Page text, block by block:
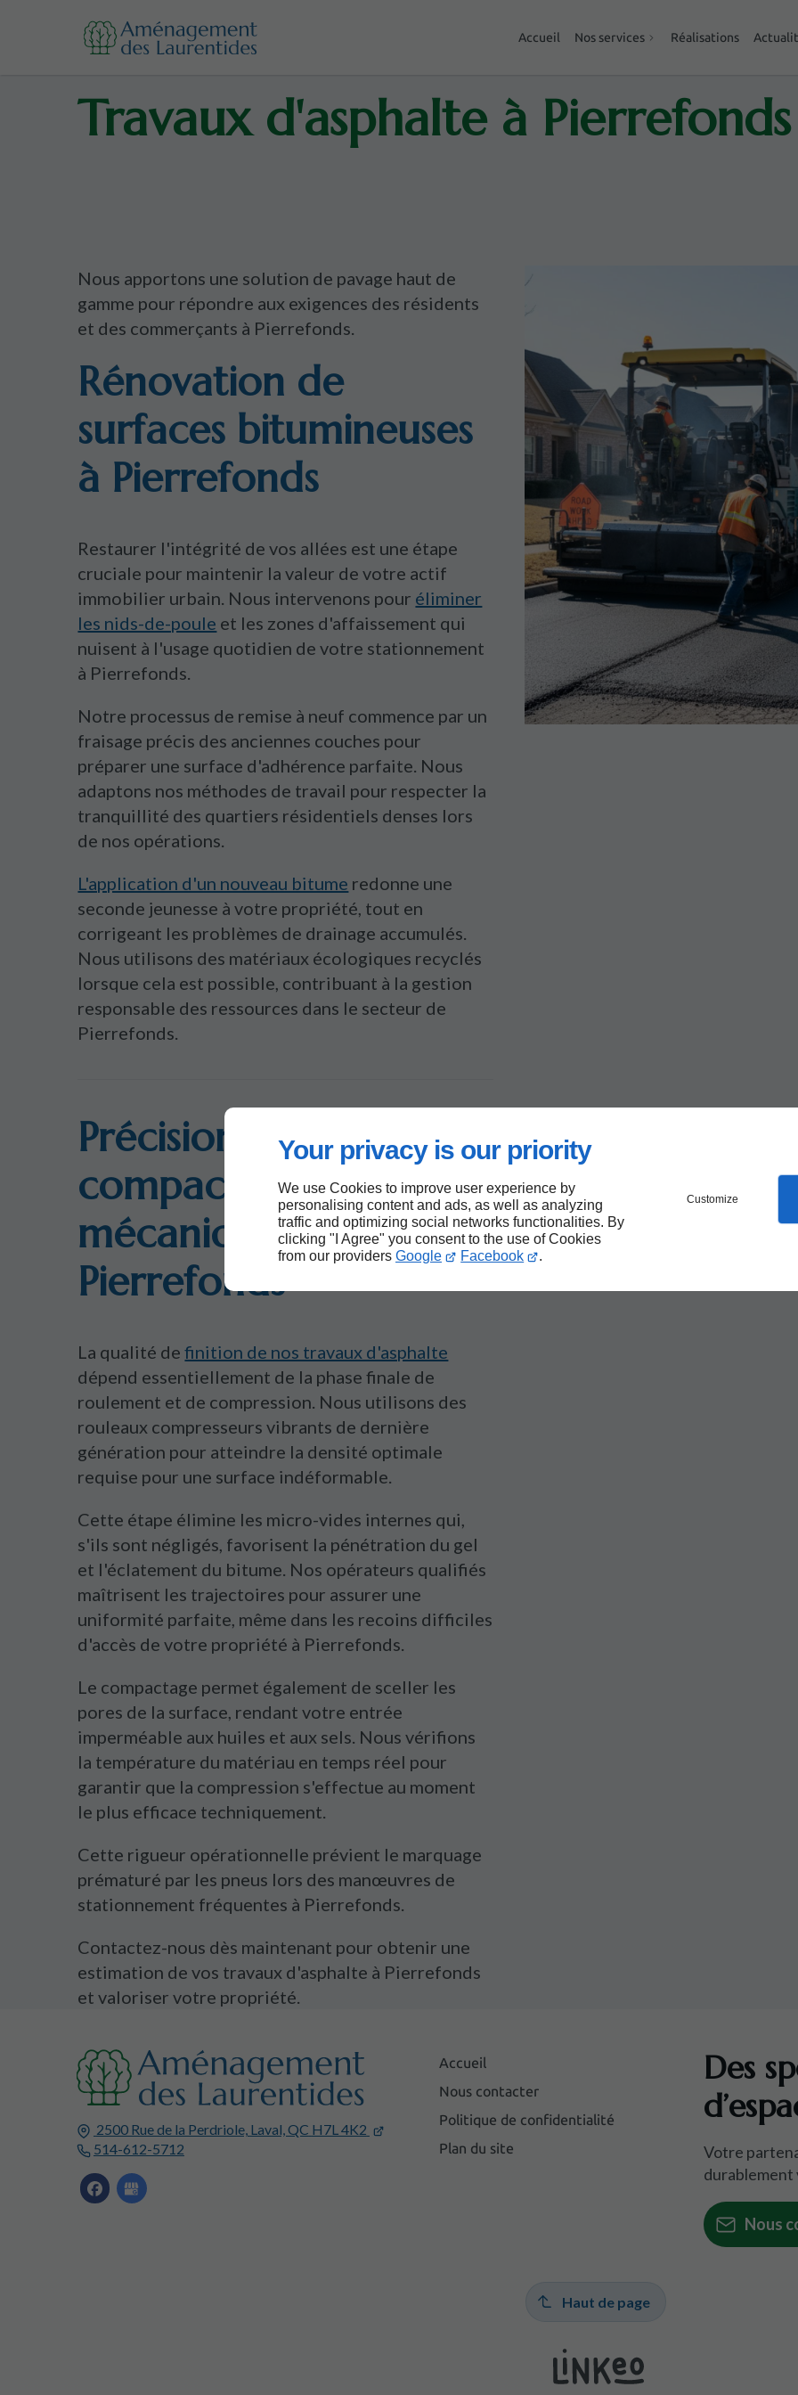
Your privacy is our priority
We use Cookies to improve user experience by
personalising content and ads, as well as analyzing
traffic and optimizing social networks functionalities. By
clicking "I Agree" you consent to the use of Cookies
from our providers Google Facebook .
Customize
Accueil Nos services Réalisations
Travaux d'asphalte à Pierrefonds
Nous apportons une solution de pavage haut de
gamme pour répondre aux exigences des résidents
et des commerçants à Pierrefonds.
Rénovation de
surfaces bitumineuses
à Pierrefonds
Restaurer l'intégrité de vos allées est une étape
cruciale pour maintenir la valeur de votre actif
immobilier urbain. Nous intervenons pour éliminer
les nids-de-poule et les zones d'affaissement qui
nuisent à l'usage quotidien de votre stationnement
à Pierrefonds.
Notre processus de remise à neuf commence par un
fraisage précis des anciennes couches pour
préparer une surface d'adhérence parfaite. Nous
adaptons nos méthodes de travail pour respecter la
tranquillité des quartiers résidentiels denses lors
de nos opérations.
L'application d'un nouveau bitume redonne une
seconde jeunesse à votre propriété, tout en
corrigeant les problèmes de drainage accumulés.
Nous utilisons des matériaux écologiques recyclés
lorsque cela est possible, contribuant à la gestion
responsable des ressources dans le secteur de
Pierrefonds.
Précision du
compactage
mécanique à
Pierrefonds
La qualité definition de nos travaux d'asphalte
dépend essentiellement de la phase finale de
roulement et de compression. Nous utilisons des
rouleaux compresseurs vibrants de dernière
génération pour atteindre la densité optimale
requise pour une surface indéformable.
Cette étape élimine les micro-vides internes qui,
s'ils sont négligés, favorisent la pénétration du gel
et l'éclatement du bitume. Nos opérateurs qualifiés
maîtrisent les trajectoires pour assurer une
uniformité parfaite, même dans les recoins difficiles
d'accès de votre propriété à Pierrefonds.
Le compactage permet également de sceller les
pores de la surface, rendant votre entrée
imperméable aux huiles et aux sels. Nous vérifions
la température du matériau en temps réel pour
garantir que la compression s'effectue au moment
le plus efficace techniquement.
Cette rigueur opérationnelle prévient le marquage
prématuré par les pneus lors des manœuvres de
stationnement fréquentes à Pierrefonds.
Contactez-nous dès maintenant pour obtenir une
estimation de vos travaux d'asphalte à Pierrefonds
et valoriser votre propriété.
2500 Rue de la Perdriole, Laval, QC H7L 4K2
514-612-5712
Accueil
Nous contacter
Politique de confidentialité
Plan du site
Des
Votre
durablement
Nous
Haut de page